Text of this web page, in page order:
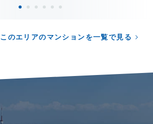
このエリアのマンションを一覧で見る